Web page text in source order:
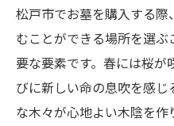
松戸市でお墓を購入する
むことができる場所を選
要な要素です。春には桜
びに新しい命の息吹を感
な木々が心地よい木陰を